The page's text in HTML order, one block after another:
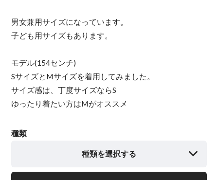
男女兼用サイズになっています。
子ども用サイズもあります。
モデル(154センチ)
SサイズとMサイズを着用してみました。
サイズ感は、丁度サイズならS
ゆったり着たい方はMがオススメ
種類
種類を選択する